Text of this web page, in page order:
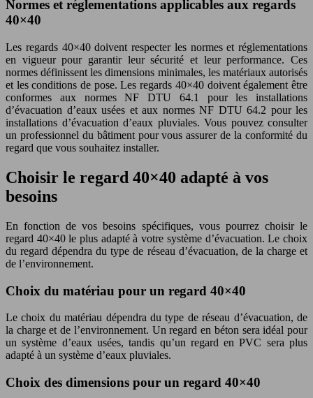
Normes et réglementations applicables aux regards
40×40
Les regards 40×40 doivent respecter les normes et réglementations
en vigueur pour garantir leur sécurité et leur performance. Ces
normes définissent les dimensions minimales, les matériaux autorisés
et les conditions de pose. Les regards 40×40 doivent également être
conformes aux normes NF DTU 64.1 pour les installations
d’évacuation d’eaux usées et aux normes NF DTU 64.2 pour les
installations d’évacuation d’eaux pluviales. Vous pouvez consulter
un professionnel du bâtiment pour vous assurer de la conformité du
regard que vous souhaitez installer.
Choisir le regard 40×40 adapté à vos
besoins
En fonction de vos besoins spécifiques, vous pourrez choisir le
regard 40×40 le plus adapté à votre système d’évacuation. Le choix
du regard dépendra du type de réseau d’évacuation, de la charge et
de l’environnement.
Choix du matériau pour un regard 40×40
Le choix du matériau dépendra du type de réseau d’évacuation, de
la charge et de l’environnement. Un regard en béton sera idéal pour
un système d’eaux usées, tandis qu’un regard en PVC sera plus
adapté à un système d’eaux pluviales.
Choix des dimensions pour un regard 40×40